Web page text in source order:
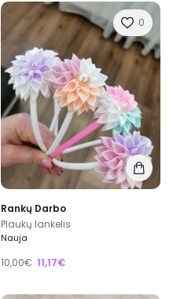
0
Rankų Darbo
Plaukų lankelis
Nauja
10,00€ 11,17€